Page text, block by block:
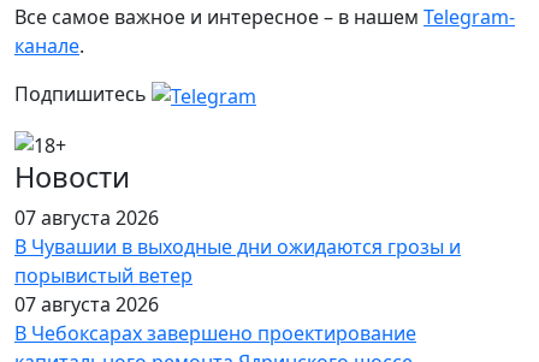
Все самое важное и интересное – в нашем Telegram-
канале.
Подпишитесь
Новости
07 августа 2026
В Чувашии в выходные дни ожидаются грозы и
порывистый ветер
07 августа 2026
В Чебоксарах завершено проектирование